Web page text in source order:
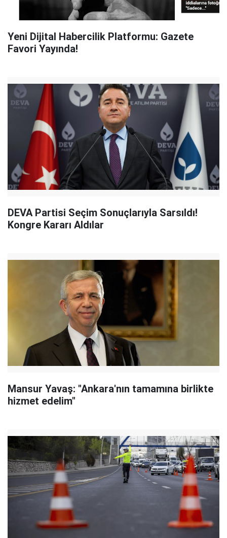
Yeni Dijital Habercilik Platformu: Gazete
Favori Yayında!
DEVA Partisi Seçim Sonuçlarıyla Sarsıldı!
Kongre Kararı Aldılar
Mansur Yavaş: "Ankara'nın tamamına birlikte
hizmet edelim"